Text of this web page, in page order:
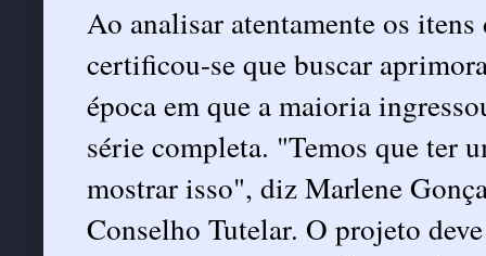
Ao analisar atentamente os
certificou-se que buscar
época em que a maioria
série completa. "Temos que ter
mostrar isso", diz Marlene
Conselho Tutelar. O projeto